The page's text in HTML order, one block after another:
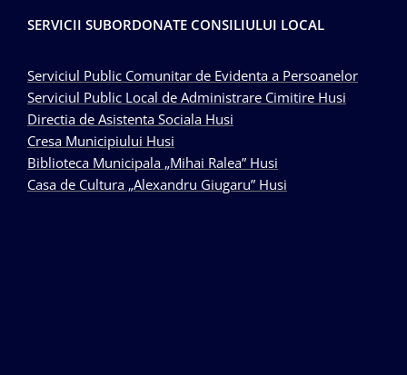
SERVICII SUBORDONATE CONSILIULUI LOCAL
Serviciul Public Comunitar de Evidenta a Persoanelor
Serviciul Public Local de Administrare Cimitire Husi
Directia de Asistenta Sociala Husi
Cresa Municipiului Husi
Biblioteca Municipala „Mihai Ralea” Husi
Casa de Cultura „Alexandru Giugaru” Husi